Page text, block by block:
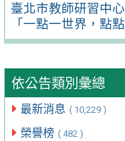
臺北市教師研習中
「一點一世界，點
依公告類別彙總
最新消息 ( 10,229 )
榮譽榜 ( 482 )